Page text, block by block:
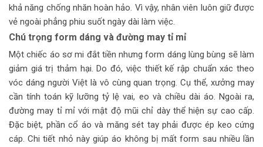
khả năng chống nhăn hoàn hảo. Vì vậy, nhân viên luôn giữ được
vẻ ngoài phẳng phiu suốt ngày dài làm việc.
Chú trọng form dáng và đường may tỉ mỉ
Một chiếc áo sơ mi đắt tiền nhưng form dáng lùng bùng sẽ làm
giảm giá trị thảm hại. Do đó, việc thiết kế rập chuẩn xác theo
vóc dáng người Việt là vô cùng quan trọng. Cụ thể, xưởng may
cần tính toán kỹ lưỡng tỷ lệ vai, eo và chiều dài áo. Ngoài ra,
đường may tỉ mỉ với mật độ mũi chỉ dày thể hiện sự cao cấp.
Đặc biệt, phần cổ áo và măng sét tay phải được ép keo cứng
cáp. Chi tiết nhỏ này giúp áo không bị mất form sau nhiều lần